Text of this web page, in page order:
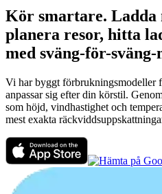
Kör smartare. Ladda
planera resor, hitta
med sväng-för-
Vi har byggt förbrukningsmodeller
anpassar sig efter din körstil.
som höjd, vindhastighet och
mest exakta